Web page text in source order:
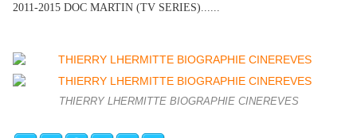
2011-2015 DOC MARTIN (TV SERIES)......
THIERRY LHERMITTE BIOGRAPHIE CINEREVES